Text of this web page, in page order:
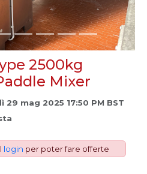
2500kg
Mixer
29 mag 2025 17:50 PM BST
login per poter fare offerte